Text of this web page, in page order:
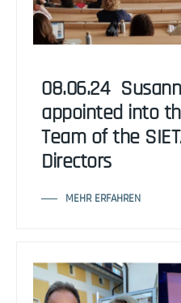
08.06.24
appointed into
Team of the
Directors
MEHR ERFAHREN